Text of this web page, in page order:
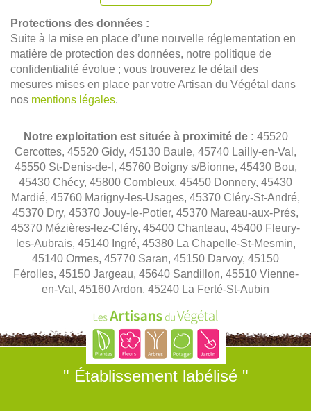
Protections des données :
Suite à la mise en place d’une nouvelle réglementation en
matière de protection des données, notre politique de
confidentialité évolue ; vous trouverez le détail des
mesures mises en place par votre Artisan du Végétal dans
nos mentions légales.
Notre exploitation est située à proximité de : 45520
Cercottes, 45520 Gidy, 45130 Baule, 45740 Lailly-en-Val,
45550 St-Denis-de-l, 45760 Boigny s/Bionne, 45430 Bou,
45430 Chécy, 45800 Combleux, 45450 Donnery, 45430
Mardié, 45760 Marigny-les-Usages, 45370 Cléry-St-André,
45370 Dry, 45370 Jouy-le-Potier, 45370 Mareau-aux-Prés,
45370 Mézières-lez-Cléry, 45400 Chanteau, 45400 Fleury-
les-Aubrais, 45140 Ingré, 45380 La Chapelle-St-Mesmin,
45140 Ormes, 45770 Saran, 45150 Darvoy, 45150
Férolles, 45150 Jargeau, 45640 Sandillon, 45510 Vienne-
en-Val, 45160 Ardon, 45240 La Ferté-St-Aubin
" Établissement labélisé "